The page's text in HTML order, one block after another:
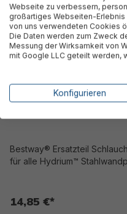
Bestway® Ersatzteil
für alle Hydrium™
14,85 €*
Webseite zu verbessern,
großartiges Webseiten-
von uns verwendeten Cookies
Die Daten werden zum Zweck
Messung der Wirksamkeit von
mit Google LLC geteilt werden,
Konfigurieren